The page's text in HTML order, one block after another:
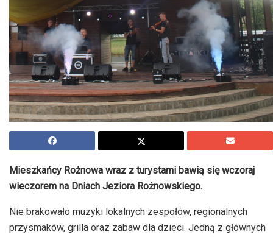
Mieszkańcy Rożnowa wraz z turystami bawią się wczoraj
wieczorem na Dniach Jeziora Rożnowskiego.
Nie brakowało muzyki lokalnych zespołów, regionalnych
przysmaków, grilla oraz zabaw dla dzieci. Jedną z głównych